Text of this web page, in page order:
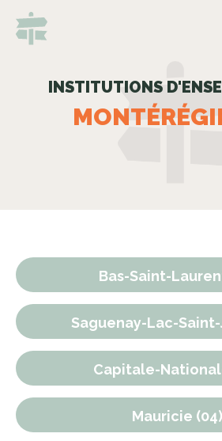
INSTITUTIONS
Bas-Saint-
Saguenay-Lac-Saint-
Capitale-
Mauricie (04)